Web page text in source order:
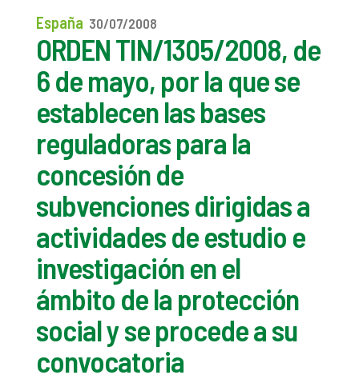
España 30/07/2008
ORDEN TIN/1305/2008, de
6 de mayo, por la que se
establecen las bases
reguladoras para la
concesión de
subvenciones dirigidas a
actividades de estudio e
investigación en el
ámbito de la protección
social y se procede a su
convocatoria